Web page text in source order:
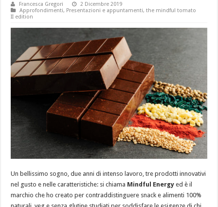
Francesca Gregori
2 Dicembre 2019
Approfondimenti, Presentazioni e appuntamenti,the mindful tomato
II edition
Un bellissimo sogno, due anni di intenso lavoro, tre prodotti innovativi
nel gusto e nelle caratteristiche: si chiama Mindful Energy ed è il
marchio che ho creato per contraddistinguere snack e alimenti 100%